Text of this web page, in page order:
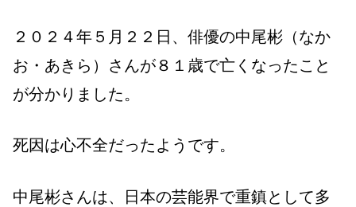
２０２４年５月２２日、俳優の中尾彬（なか
お・あきら）さんが８１歳で亡くなったこと
が分かりました。
死因は心不全だったようです。
中尾彬さんは、日本の芸能界で重鎮として多